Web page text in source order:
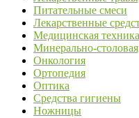
Питательные смеси
Лекарственные
Медицинская техника
Минерально-
Онкология
Ортопедия
Оптика
Средства гигиены
Ножницы